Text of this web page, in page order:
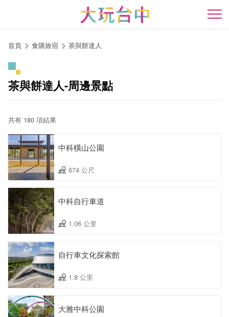
開
首頁 食購旅宿 茶與餅達人
茶與餅達人-周邊景點
共有 180 項結果
中科橫山公園
674 公尺
中科自行車道
1.06 公里
自行車文化探索館
1.8 公里
大雅中科公園